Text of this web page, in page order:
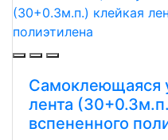
Самоклеющаяся
лента
вспененного